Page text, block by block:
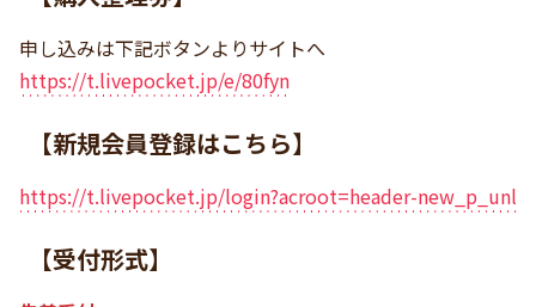
申し込みは下記ボタンよりサイトへ
https://t.livepocket.jp/e/80fyn
【新規会員登録はこちら】
https://t.livepocket.jp/login?acroot=header-new_p_unl
【受付形式】